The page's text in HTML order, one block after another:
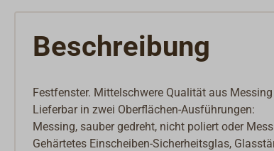
Beschreibung
Festfenster. Mittelschwere Qualität aus
Lieferbar in zwei Oberflächen-Ausführungen:
Messing, sauber gedreht, nicht poliert oder
Gehärtetes Einscheiben-Sicherheitsglas,